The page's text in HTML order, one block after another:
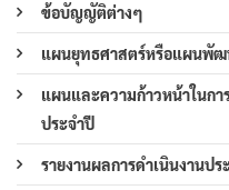
ข้อบัญญัติต่างๆ
แผนยุทธศาสตร์หรือแผนพัฒ
แผนและความก้าวหน้าในกา
ประจำปี
รายงานผลการดำเนินงานปร